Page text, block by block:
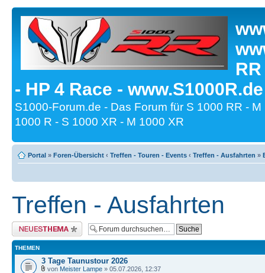
- HP 4 Race -
S1000-Forum.de - Das Forum für S 1000 RR -
1000 R - S 1000 XR - M 1000 XR
Portal » Foren-Übersicht ‹ Treffen - Touren - Events ‹ Treffen - Ausfahrten »
Treffen - Ausfahrten
Neues Thema erstellen
THEMEN
3 Tage Taunustour 2026
von Meister Lampe » 05.07.2026, 12:37